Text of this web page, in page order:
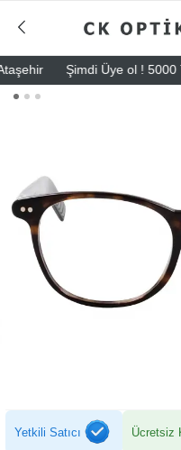
Şimdi Üye ol ! 5000 TL
Yetkili Satıcı Ücretsiz